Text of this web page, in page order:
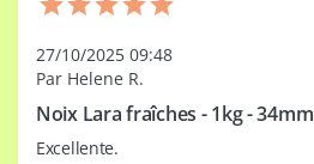
27/10/2025 09:48
Par Helene R.
Noix Lara fraîches - 1kg - 34mm
Excellente.